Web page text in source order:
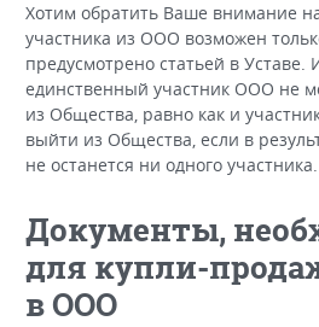
Хотим обратить Ваше внимание
участника из ООО возможен
предусмотрено статьей в Уставе.
единственный участник ООО не
из Общества, равно как и
выйти из Общества, если в
не останется ни одного участника.
Документы,
для купли-
в ООО